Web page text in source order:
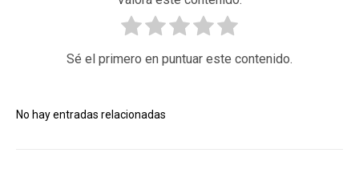
Sé el primero en puntuar este contenido.
No hay entradas relacionadas